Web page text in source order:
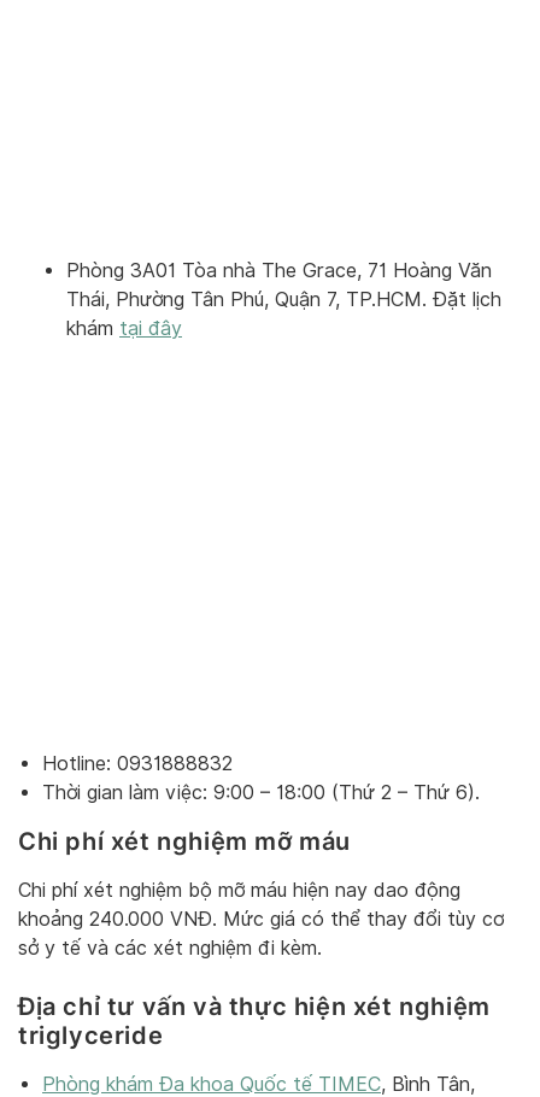
Phòng 3A01 Tòa nhà The Grace, 71 Hoàng Văn
Thái, Phường Tân Phú, Quận 7, TP.HCM. Đặt lịch
khám tại đây
Hotline: 0931888832
Thời gian làm việc: 9:00 – 18:00 (Thứ 2 – Thứ 6).
Chi phí xét nghiệm mỡ máu
Chi phí xét nghiệm bộ mỡ máu hiện nay dao động
khoảng 240.000 VNĐ. Mức giá có thể thay đổi tùy cơ
sở y tế và các xét nghiệm đi kèm.
Địa chỉ tư vấn và thực hiện xét nghiệm
triglyceride
Phòng khám Đa khoa Quốc tế TIMEC, Bình Tân,